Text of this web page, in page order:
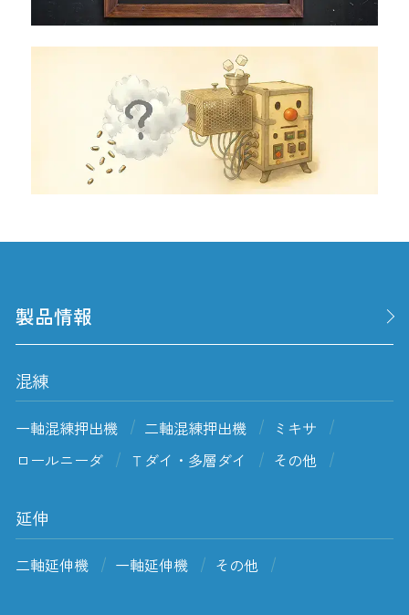
製品情報
混練
一軸混練押出機 二軸混練押出機
ミキサ
ロールニーダ
Ｔダイ・多層ダイ その他
延伸
二軸延伸機 一軸延伸機 その他